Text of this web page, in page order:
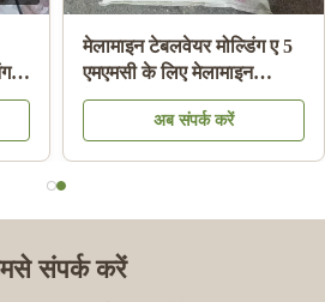
मेलामाइन मोल्डिंग कम्पाउंड
पाउडर डिशवेयर मेलामाइन प्लेट
सलाद बाउल मेलामाइन बनाने के
अब संपर्क करें
संपर्क करें